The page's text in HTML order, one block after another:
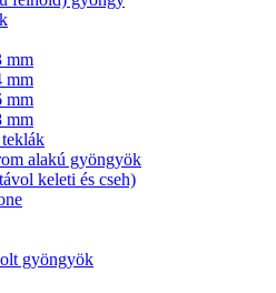
mm
mm
mm
mm
teklák
alakú gyöngyök
keleti és cseh)
gyöngyök